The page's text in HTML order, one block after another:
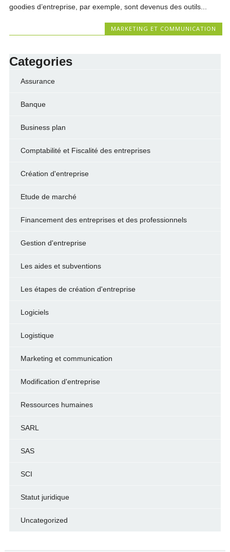
goodies d’entreprise, par exemple, sont devenus des outils...
MARKETING ET COMMUNICATION
Categories
Assurance
Banque
Business plan
Comptabilité et Fiscalité des entreprises
Création d'entreprise
Etude de marché
Financement des entreprises et des professionnels
Gestion d'entreprise
Les aides et subventions
Les étapes de création d'entreprise
Logiciels
Logistique
Marketing et communication
Modification d'entreprise
Ressources humaines
SARL
SAS
SCI
Statut juridique
Uncategorized